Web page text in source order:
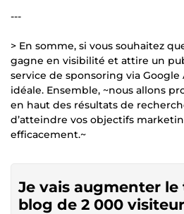
---
> En somme, si vous souhaitez
gagne en visibilité et attire un
service de sponsoring via Google
idéale. Ensemble, ~nous allons
en haut des résultats de
d’atteindre vos objectifs
efficacement.~
Je vais augmenter
blog de 2 000